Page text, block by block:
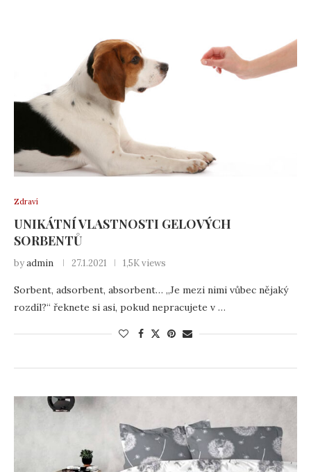
Zdraví
UNIKÁTNÍ VLASTNOSTI GELOVÝCH
SORBENTŮ
byadmin 27.1.2021 1,5K views
Sorbent, adsorbent, absorbent… „Je mezi nimi vůbec nějaký
rozdíl?“ řeknete si asi, pokud nepracujete v …